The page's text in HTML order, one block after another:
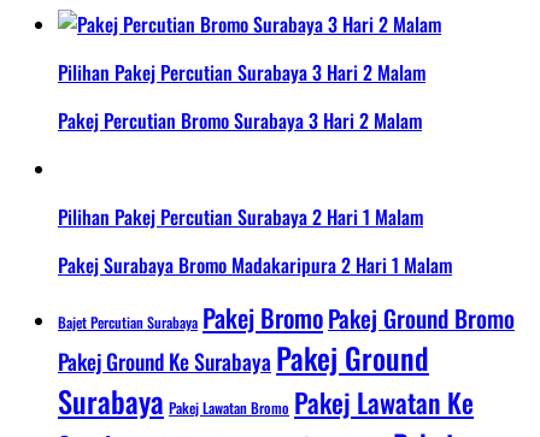
Pilihan Pakej Percutian Surabaya 3 Hari 2 Malam
Pakej Percutian Bromo Surabaya 3 Hari 2 Malam
Pilihan Pakej Percutian Surabaya 2 Hari 1 Malam
Pakej Surabaya Bromo Madakaripura 2 Hari 1 Malam
Bajet Percutian Surabaya Pakej BromoPakej Ground Bromo
Pakej Ground Ke Surabaya Pakej Ground
Surabaya Pakej Lawatan Bromo Pakej Lawatan Ke